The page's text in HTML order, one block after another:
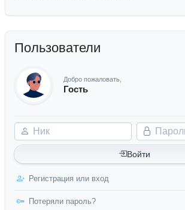
Пользователи
Добро пожаловать,
Гость
Ник Пароль
Войти
Регистрация или вход
Потеряли пароль?